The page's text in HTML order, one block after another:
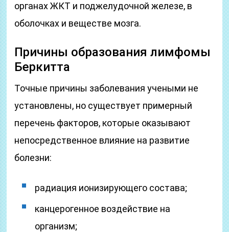
органах ЖКТ и поджелудочной железе, в
оболочках и веществе мозга.
Причины образования лимфомы
Беркитта
Точные причины заболевания учеными не
установлены, но существует примерный
перечень факторов, которые оказывают
непосредственное влияние на развитие
болезни:
радиация ионизирующего состава;
канцерогенное воздействие на
организм;